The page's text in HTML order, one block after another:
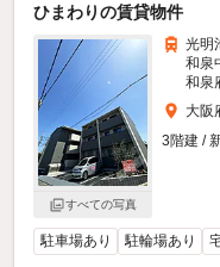
ひまわりの賃貸物件
すべての写真
光明
和泉
和泉
大阪
3階建 /
駐車場あり 駐輪場あり